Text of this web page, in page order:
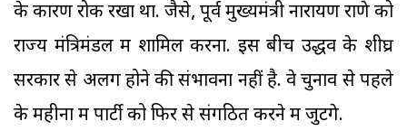
के कारण रोक रखा था. जैसे, पूर्व मुख्यमंत्री नारायण राणे को
राज्य मंत्रिमंडल में शामिल करना. इस बीच उद्धव के शीघ्र
सरकार से अलग होने की संभावना नहीं है. वे चुनाव से पहले
के महीनों में पार्टी को फिर से संगठित करने में जुटेंगे.